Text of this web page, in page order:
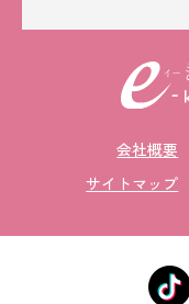
会社概要
サイトマップ